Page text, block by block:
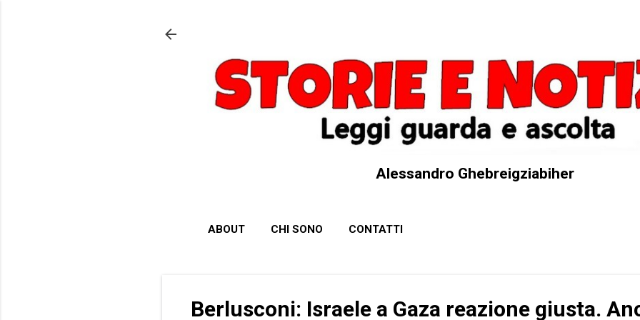
Alessandro Ghebreigziabiher
ABOUT CHI SONO CONTATTI
Berlusconi: Israele a Gaza reazione giusta.